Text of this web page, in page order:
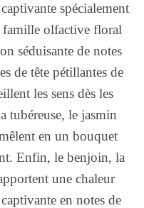
spécialement
famille olfactive floral
séduisante de notes
de tête pétillantes de
les sens dès les
tubéreuse, le jasmin
en un bouquet
Enfin, le benjoin, la
une chaleur
en notes de